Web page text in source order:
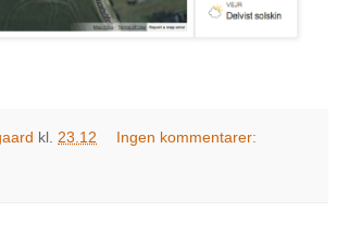
kl. 23.12 Ingen kommentarer: